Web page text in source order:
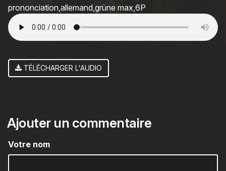
prononciation allemand grüne max 6P
TÉLÉCHARGER L'AUDIO
Ajouter un commentaire
Votre nom